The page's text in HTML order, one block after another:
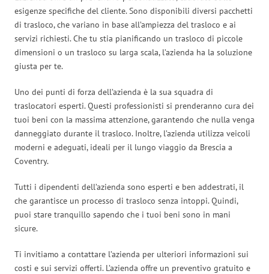
esigenze specifiche del cliente. Sono disponibili diversi pacchetti
di trasloco, che variano in base all’ampiezza del trasloco e ai
servizi richiesti. Che tu stia pianificando un trasloco di piccole
dimensioni o un trasloco su larga scala, l’azienda ha la soluzione
giusta per te.
Uno dei punti di forza dell’azienda è la sua squadra di
traslocatori esperti. Questi professionisti si prenderanno cura dei
tuoi beni con la massima attenzione, garantendo che nulla venga
danneggiato durante il trasloco. Inoltre, l’azienda utilizza veicoli
moderni e adeguati, ideali per il lungo viaggio da Brescia a
Coventry.
Tutti i dipendenti dell’azienda sono esperti e ben addestrati, il
che garantisce un processo di trasloco senza intoppi. Quindi,
puoi stare tranquillo sapendo che i tuoi beni sono in mani
sicure.
Ti invitiamo a contattare l’azienda per ulteriori informazioni sui
costi e sui servizi offerti. L’azienda offre un preventivo gratuito e